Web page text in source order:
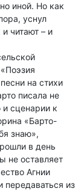
иной. Но как
уснул
читают – и
на стихи
писала не
и сценарии к
«Барто-
знаю»,
в день
не оставляет
Агнии
передаваться из